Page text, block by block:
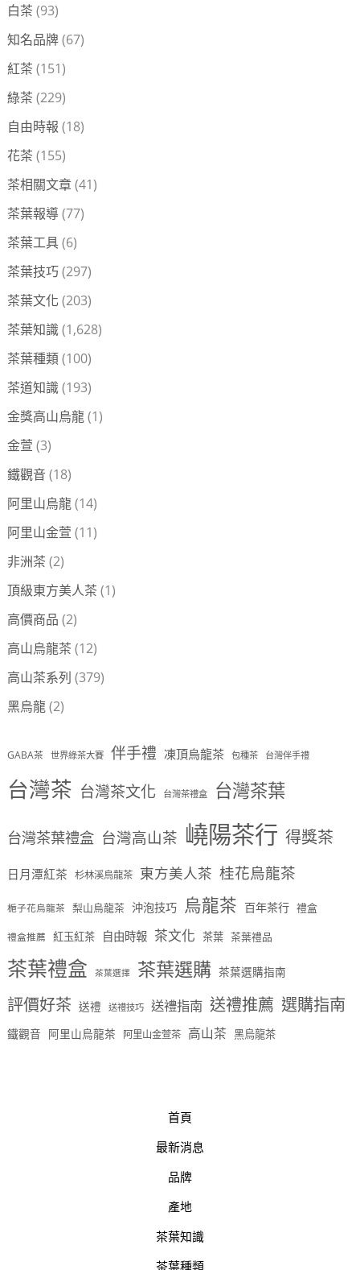
白茶 (93)
知名品牌(67)
紅茶 (151)
綠茶 (229)
自由時報 (18)
花茶 (155)
茶相關文章(41)
茶葉報導(77)
茶葉工具(6)
茶葉技巧(297)
茶葉文化 (203)
茶葉知識(1,628)
茶葉種類(100)
茶道知識(193)
金獎高山烏龍(1)
金萱 (3)
鐵觀音 (18)
阿里山烏龍(14)
阿里山金萱 (11)
非洲茶 (2)
頂級東方美人茶 (1)
高價商品 (2)
高山烏龍茶 (12)
高山茶系列 (379)
黑烏龍(2)
GABA茶 世界綠茶大賽 伴手禮 凍頂烏龍茶 包種茶 台灣伴手禮
台灣茶 台灣茶文化 台灣茶禮盒 台灣茶葉
台灣茶葉禮盒 台灣高山茶 嶢陽茶行 得獎茶
日月潭紅茶 杉林溪烏龍茶 東方美人茶 桂花烏龍茶
梔子花烏龍茶 梨山烏龍茶 沖泡技巧 烏龍茶 百年茶行 禮盒
禮盒推薦 紅玉紅茶 自由時報 茶文化 茶葉 茶葉禮品
茶葉禮盒 茶葉選擇 茶葉選購 茶葉選購指南
評價好茶 送禮 送禮技巧 送禮指南 送禮推薦 選購指南
鐵觀音 阿里山烏龍茶 阿里山金萱茶 高山茶 黑烏龍茶
首頁
最新消息
品牌
產地
茶葉知識
茶葉種類